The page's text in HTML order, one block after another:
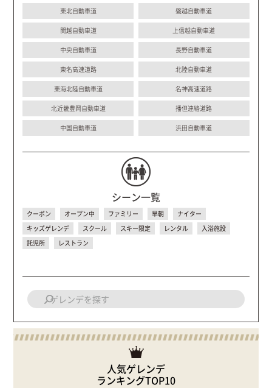
東北自動車道 磐越自動車道
関越自動車道 上信越自動車道
中央自動車道 長野自動車道
東名高速道路 北陸自動車道
東海北陸自動車道 名神高速道路
北近畿豊岡自動車道 播但連絡道路
中国自動車道 浜田自動車道
シーン一覧
クーポン オープン中 ファミリー 早朝
ナイター
キッズゲレンデ
スクール スキー限定 レンタル
入浴施設
託児所
レストラン
人気ゲレンデ
ランキングTOP10